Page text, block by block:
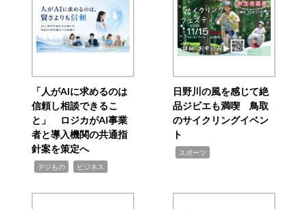
「人がAIに求めるのは
信頼し相談できるこ
と」 ロジカがAI事業
者と導入機関の共通指
針案を策定へ
デジもの ビジネス
日野川の風を感じて絶
品ジビエも満喫 鳥取
のサイクリングイベン
ト
スポーツ